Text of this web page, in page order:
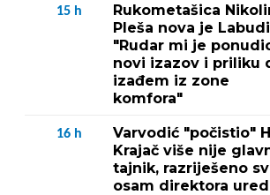
15 h
Rukometašica
Pleša nova je
"Rudar mi je
novi izazov i priliku
izađem iz zone
komfora"
16 h
Varvodić "počistio"
Krajač više nije
tajnik, razriješeno
osam direktora